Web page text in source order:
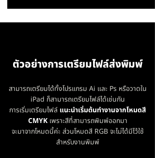
ตัวอย่างการเตรียมไฟล์ส่งพิมพ์
สามารถเตรียมได้ทั้งโปรแกรม Ai และ Ps หรือวาดใน
iPad ก็สามารถเตรียมไฟล์ได้เช่นกัน
การเริ่มเตรียมไฟล์ แนะนำเริ่มต้นทำงานจากโหมดสี
CMYKเพราะสีที่สามารถพิมพ์ออกมา
จะมาจากโหมดนี้ค่ะ ส่วนโหมดสี RGB จะไม่ได้มีไว้ใช้
สำหรับงานพิมพ์